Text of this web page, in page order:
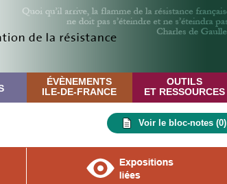
ÉVÈNEMENTS
ILE-DE-FRANCE
OUTILS
ET RESSOURCES
Voir le bloc-notes (0)